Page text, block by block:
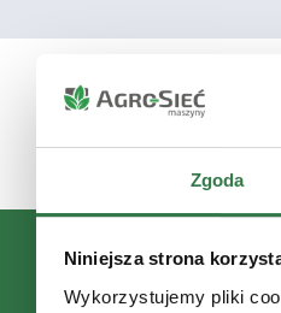
Zgoda
Niniejsza strona
Wykorzystujemy pliki